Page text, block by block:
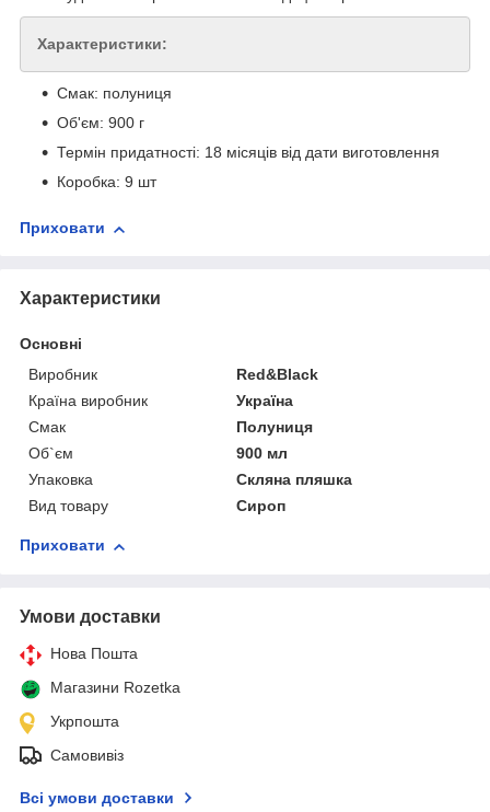
Характеристики:
Смак: полуниця
Об'єм: 900 г
Термін придатності: 18 місяців від дати виготовлення
Коробка: 9 шт
Приховати
Характеристики
Основні
Виробник
Red&Black
Країна виробник
Україна
Смак
Полуниця
Об`єм
900 мл
Упаковка
Скляна пляшка
Вид товару
Сироп
Приховати
Умови доставки
Нова Пошта
Магазини Rozetka
Укрпошта
Самовивіз
Всі умови доставки